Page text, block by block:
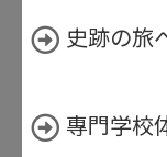
史跡の旅
專門学校